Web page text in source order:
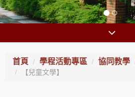
首頁 學程活動專區 協同教學
【兒童文學】